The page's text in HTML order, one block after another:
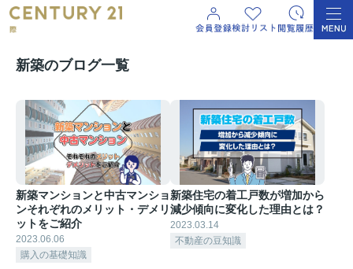
新築のブログ一覧
新築マンションと中古マンショ
ンそれぞれのメリット・デメリ
ットをご紹介
2023.06.06
購入の基礎知識
新築住宅の着工戸数が増加から
減少傾向に変化した理由とは？
2023.03.14
不動産の豆知識